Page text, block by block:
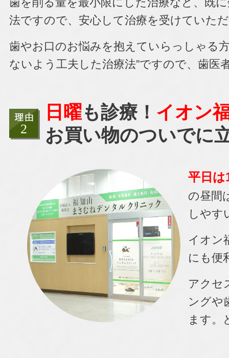
法ですので、安心して治療を受けていた
歯やお口のお悩みを抱えていらっしゃる
ないよう工夫した治療法”ですので、歯
日曜も診療！ イオン
お買い物のついでに
平日は
の昼間
しやす
イオン
にも便
アクセ
ングや
ます。